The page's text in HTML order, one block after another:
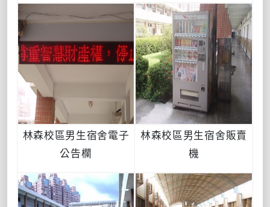
林森校區男生宿舍電子
公告欄
林森校區男生宿舍販賣
機